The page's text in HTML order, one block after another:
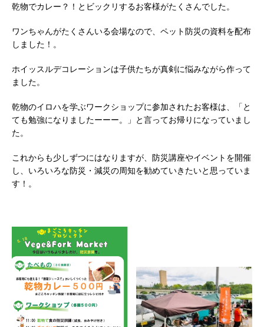
乾物でカレー？！とビックリするお客様がたくさんでした。
ワンちゃんがたくさんいる会場なので、ペット防災の資料を配布
しました！。
ホイッスルデコレーションは子供たちが真剣に悩みながら作って
ました。
乾物のイロハを学ぶワークショップに参加されたお客様は、「と
ても勉強になりましたーーー。」と言ってお帰りになっていまし
た。
これからも少しずつにはなりますが、防災講座やイベントを開催
し、いろいろな防災・減災の周知を勧めていきたいと思っていま
す！。